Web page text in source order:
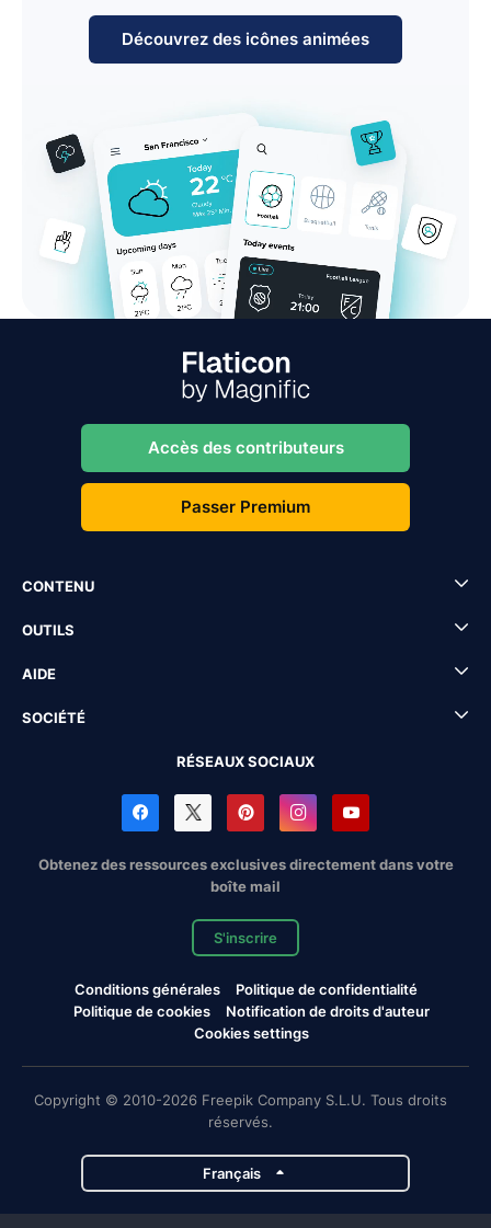
Découvrez des icônes animées
Accès des contributeurs
Passer Premium
CONTENU
OUTILS
AIDE
SOCIÉTÉ
RÉSEAUX SOCIAUX
Obtenez des ressources exclusives directement dans votre
boîte mail
S'inscrire
Conditions générales
Politique de confidentialité
Politique de cookies
Notification de droits d'auteur
Cookies settings
Copyright © 2010-2026 Freepik Company S.L.U. Tous droits
réservés.
Français